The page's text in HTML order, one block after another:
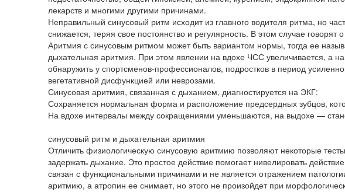
лекарств и многими другими причинами.
Неправильный синусовый ритм исходит из главного водителя ритма, но
снижается, теряя свое постоянство и регулярность. В этом случае говорят
Аритмия с синусовым ритмом может быть вариантом нормы, тогда ее
дыхательная аритмия. При этом явлении на вдохе ЧСС увеличивается, а
обнаружить у спортсменов-профессионалов, подростков в период
вегетативной дисфункцией или неврозами.
Синусовая аритмия, связанная с дыханием, диагностируется на ЭКГ:
Сохраняется нормальная форма и расположение предсердных зубцов,
На вдохе интервалы между сокращениями уменьшаются, на выдохе —
синусовый ритм и дыхательная аритмия
Отличить физиологическую синусовую аритмию позволяют некоторые
задержать дыхание. Это простое действие помогает нивелировать
связан с функциональными причинами и не является отражением
аритмию, а атропин ее снимает, но этого не произойдет при